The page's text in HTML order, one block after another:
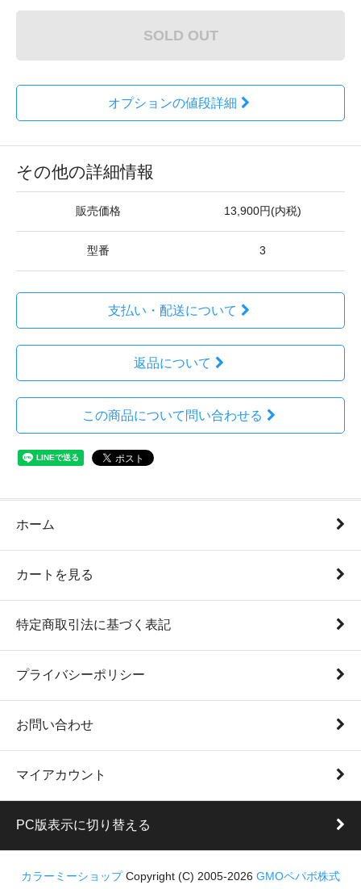
SOLD OUT
オプションの値段詳細
その他の詳細情報
販売価格 13,900円(内税)
型番 3
支払い・配送について
返品について
この商品について問い合わせる
ホーム
カートを見る
特定商取引法に基づく表記
プライバシーポリシー
お問い合わせ
マイアカウント
PC版表示に切り替える
カラーミーショップ Copyright (C) 2005-2026 GMOペパボ株式